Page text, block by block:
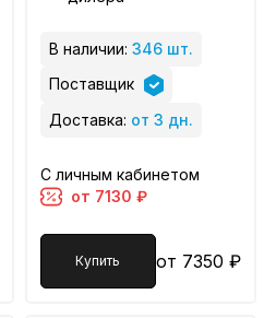
В наличии: 346 шт.
Поставщик
Доставка: от 3 дн.
С личным кабинетом
от 7130 ₽
Купить от 7350 ₽